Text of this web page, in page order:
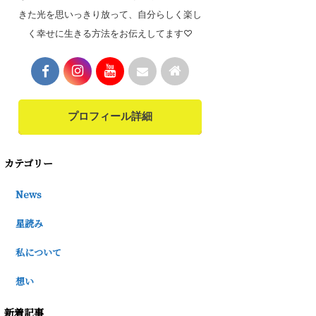
きた光を思いっきり放って、自分らしく楽し
く幸せに生きる方法をお伝えしてます♡
プロフィール詳細
カテゴリー
News
星読み
私について
想い
新着記事